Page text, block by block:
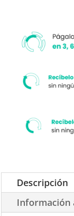
Descripción
Información